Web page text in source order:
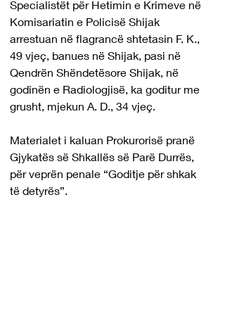
Specialistët për Hetimin e Krimeve në
Komisariatin e Policisë Shijak
arrestuan në flagrancë shtetasin F. K.,
49 vjeç, banues në Shijak, pasi në
Qendrën Shëndetësore Shijak, në
godinën e Radiologjisë, ka goditur me
grusht, mjekun A. D., 34 vjeç.
Materialet i kaluan Prokurorisë pranë
Gjykatës së Shkallës së Parë Durrës,
për veprën penale “Goditje për shkak
të detyrës”.